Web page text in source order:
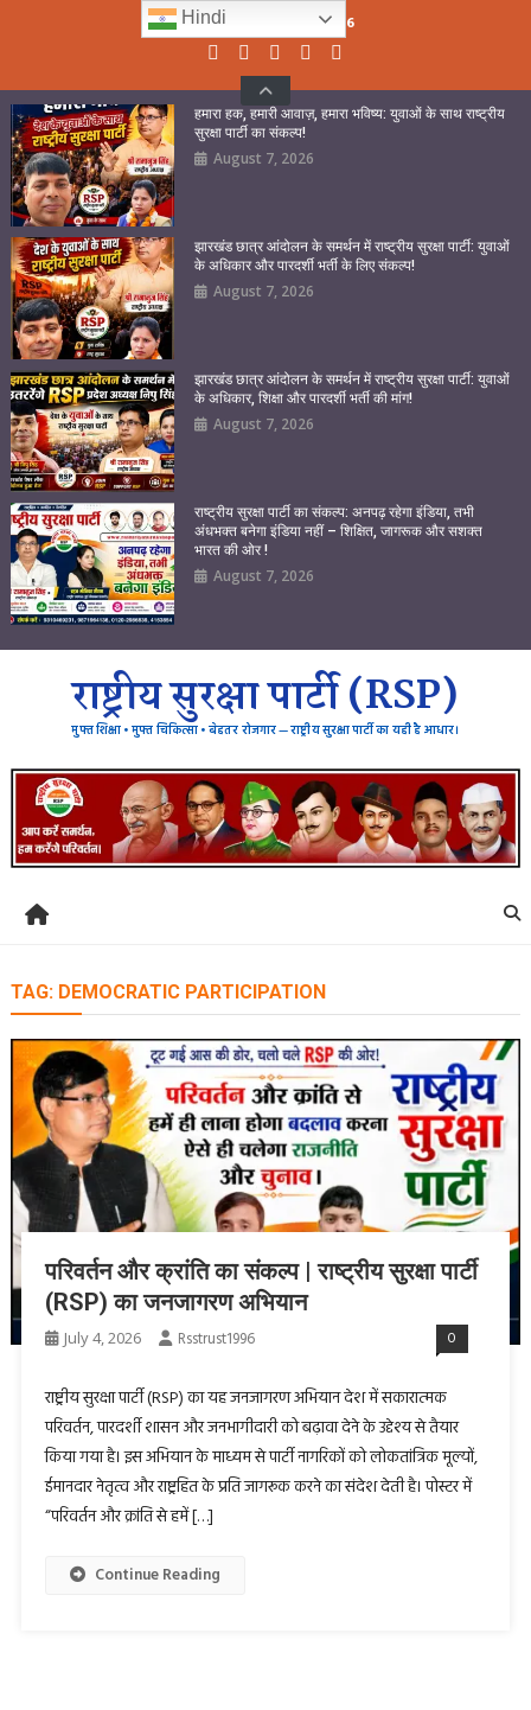
Friday, August 07, 2026
हमारा हक, हमारी आवाज़, हमारा भविष्य: युवाओं के साथ राष्ट्रीय
सुरक्षा पार्टी का संकल्प!
August 7, 2026
झारखंड छात्र आंदोलन के समर्थन में राष्ट्रीय सुरक्षा पार्टी: युवाओं
के अधिकार और पारदर्शी भर्ती के लिए संकल्प!
August 7, 2026
झारखंड छात्र आंदोलन के समर्थन में राष्ट्रीय सुरक्षा पार्टी: युवाओं
के अधिकार, शिक्षा और पारदर्शी भर्ती की मांग!
August 7, 2026
राष्ट्रीय सुरक्षा पार्टी का संकल्प: अनपढ़ रहेगा इंडिया, तभी
अंधभक्त बनेगा इंडिया नहीं – शिक्षित, जागरूक और सशक्त
भारत की ओर !
August 7, 2026
राष्ट्रीय सुरक्षा पार्टी (RSP)
मुफ्त शिक्षा • मुफ्त चिकित्सा • बेहतर रोजगार — राष्ट्रीय सुरक्षा पार्टी का यही है आधार।
TAG: DEMOCRATIC PARTICIPATION
परिवर्तन और क्रांति का संकल्प | राष्ट्रीय सुरक्षा पार्टी
(RSP) का जनजागरण अभियान
July 4, 2026 Rsstrust1996 0
राष्ट्रीय सुरक्षा पार्टी (RSP) का यह जनजागरण अभियान देश में सकारात्मक
परिवर्तन, पारदर्शी शासन और जनभागीदारी को बढ़ावा देने के उद्देश्य से तैयार
किया गया है। इस अभियान के माध्यम से पार्टी नागरिकों को लोकतांत्रिक मूल्यों,
ईमानदार नेतृत्व और राष्ट्रहित के प्रति जागरूक करने का संदेश देती है। पोस्टर में
“परिवर्तन और क्रांति से हमें […]
Continue Reading
Hindi